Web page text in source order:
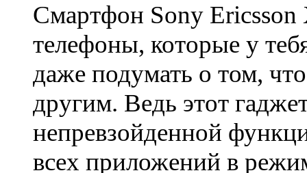
Смартфон Sony Ericsson
телефоны, которые у
даже подумать о том,
другим. Ведь этот
непревзойденной
всех приложений в